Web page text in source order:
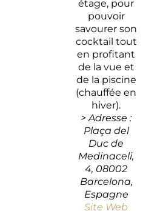
étage, pour
pouvoir
savourer son
cocktail tout
en profitant
de la vue et
de la piscine
(chauffée en
hiver).
> Adresse :
Plaça del
Duc de
Medinaceli,
4, 08002
Barcelona,
Espagne
Site Web